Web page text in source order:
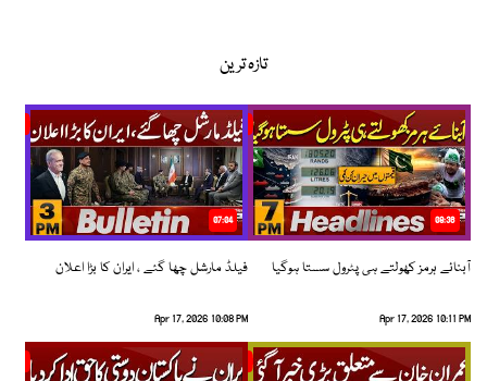
تازہ ترین
08:36
آبنائے ہرمز کھولتے ہی پٹرول سستا ہوگیا
Apr 17, 2026 10:11 PM
07:04
فیلڈ مارشل چھا گئے ، ایران کا بڑا اعلان
Apr 17, 2026 10:08 PM